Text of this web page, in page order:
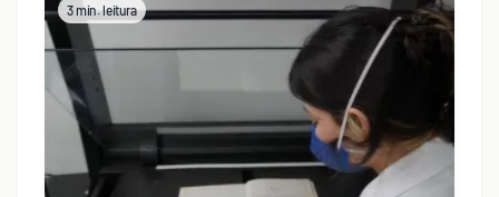
3 min. leitura